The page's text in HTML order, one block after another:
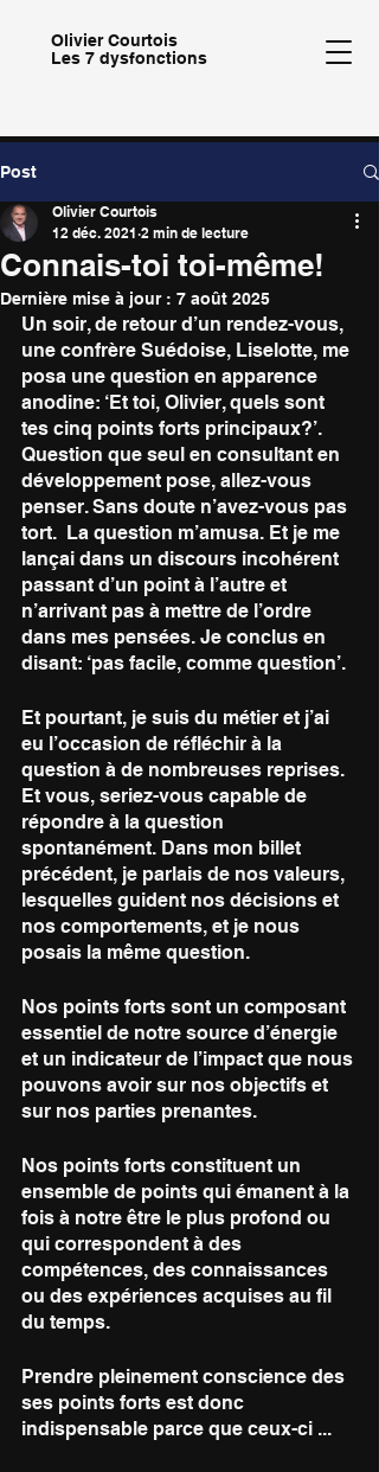
OlivierCourtois
Les 7 dysfonctions
Post
Connais-toi toi-même!
Olivier Courtois
12 déc. 2021 2 min de lecture
Dernière mise à jour : 7 août 2025
Un soir, de retour d’un rendez-vous,
une confrère Suédoise, Liselotte, me
posa une question en apparence
anodine: ‘Et toi, Olivier, quels sont
tes cinq points forts principaux?’.
Question que seul en consultant en
développement pose, allez-vous
penser. Sans doute n’avez-vous pas
tort.  La question m’amusa. Et je me
lançai dans un discours incohérent
passant d’un point à l’autre et
n’arrivant pas à mettre de l’ordre
dans mes pensées. Je conclus en
disant: ‘pas facile, comme question’.
Et pourtant, je suis du métier et j’ai
eu l’occasion de réfléchir à la
question à de nombreuses reprises.
Et vous, seriez-vous capable de
répondre à la question
spontanément. Dans mon billet
précédent, je parlais de nos valeurs,
lesquelles guident nos décisions et
nos comportements, et je nous
posais la même question.
Nos points forts sont un composant
essentiel de notre source d’énergie
et un indicateur de l’impact que nous
pouvons avoir sur nos objectifs et
sur nos parties prenantes.
Nos points forts constituent un
ensemble de points qui émanent à la
fois à notre être le plus profond ou
qui correspondent à des
compétences, des connaissances
ou des expériences acquises au fil
du temps.
Prendre pleinement conscience des
ses points forts est donc
indispensable parce que ceux-ci ...